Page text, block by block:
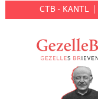
CTB - KANTL